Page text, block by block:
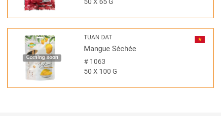
Coming soon
TUAN DAT
Mangue Séchée
#1063
50 X 100 G